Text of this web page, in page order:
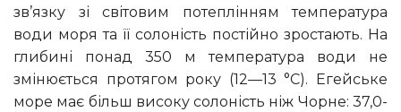
зв’язку зі світовим потеплінням температура
води моря та її солоність постійно зростають. На
глибині понад 350 м температура води не
змінюється протягом року (12—13 °C). Егейське
море має більш високу солоність ніж Чорне: 37,0-